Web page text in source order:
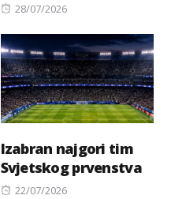
Posted
28/07/2026
Izabran najgori tim
Svjetskog prvenstva
Posted
22/07/2026